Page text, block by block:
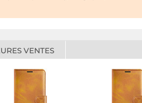
VENTES